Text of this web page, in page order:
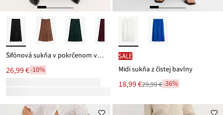
Šifónová sukňa v pokrčenom vzhľade
26,99 €-10%
SALE
Midi sukňa z čistej bavlny
Nová
cena
18,99 €
Zľava
ceny
29,99 €-36%